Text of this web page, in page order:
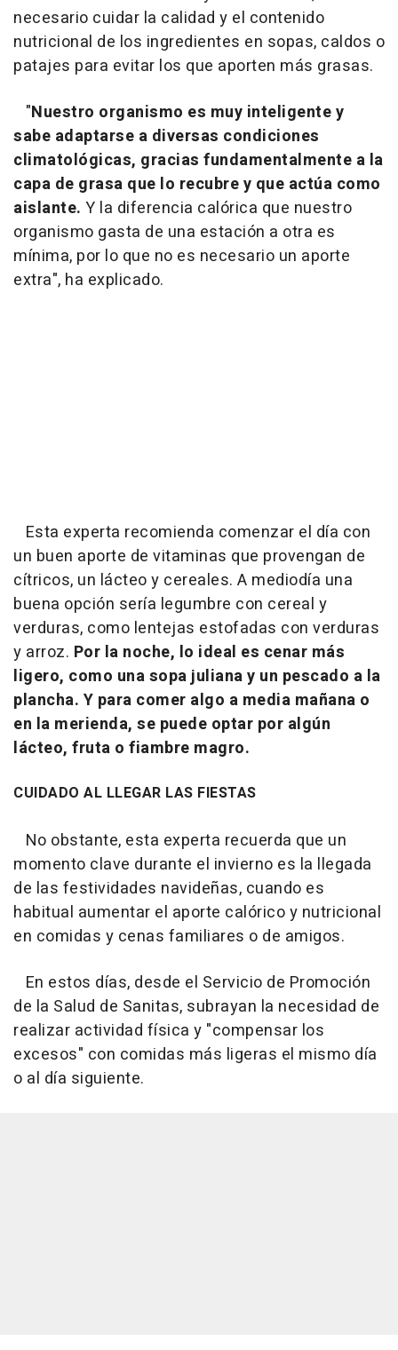
necesario cuidar la calidad y el contenido
nutricional de los ingredientes en sopas, caldos o
patajes para evitar los que aporten más grasas.
"Nuestro organismo es muy inteligente y
sabe adaptarse a diversas condiciones
climatológicas, gracias fundamentalmente a la
capa de grasa que lo recubre y que actúa como
aislante. Y la diferencia calórica que nuestro
organismo gasta de una estación a otra es
mínima, por lo que no es necesario un aporte
extra", ha explicado.
Esta experta recomienda comenzar el día con
un buen aporte de vitaminas que provengan de
cítricos, un lácteo y cereales. A mediodía una
buena opción sería legumbre con cereal y
verduras, como lentejas estofadas con verduras
y arroz. Por la noche, lo ideal es cenar más
ligero, como una sopa juliana y un pescado a la
plancha. Y para comer algo a media mañana o
en la merienda, se puede optar por algún
lácteo, fruta o fiambre magro.
CUIDADO AL LLEGAR LAS FIESTAS
No obstante, esta experta recuerda que un
momento clave durante el invierno es la llegada
de las festividades navideñas, cuando es
habitual aumentar el aporte calórico y nutricional
en comidas y cenas familiares o de amigos.
En estos días, desde el Servicio de Promoción
de la Salud de Sanitas, subrayan la necesidad de
realizar actividad física y "compensar los
excesos" con comidas más ligeras el mismo día
o al día siguiente.